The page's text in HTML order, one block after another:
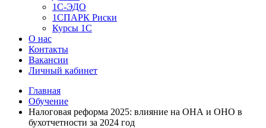
1C-ЭДО
1СПАРК Риски
Курсы 1С
О нас
Контакты
Вакансии
Личный кабинет
Главная
Обучение
Налоговая реформа 2025: влияние на ОНА и ОНО в
бухотчетности за 2024 год